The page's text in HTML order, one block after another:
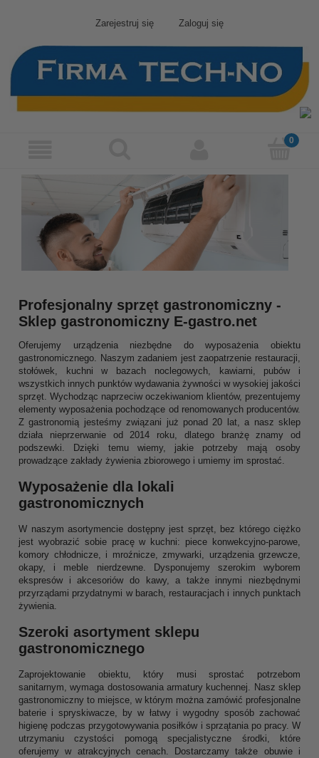
Zarejestruj się Zaloguj się
Profesjonalny sprzęt gastronomiczny -
Sklep gastronomiczny E-gastro.net
Oferujemy urządzenia niezbędne do wyposażenia obiektu
gastronomicznego. Naszym zadaniem jest zaopatrzenie restauracji,
stołówek, kuchni w bazach noclegowych, kawiarni, pubów i
wszystkich innych punktów wydawania żywności w wysokiej jakości
sprzęt. Wychodząc naprzeciw oczekiwaniom klientów, prezentujemy
elementy wyposażenia pochodzące od renomowanych producentów.
Z gastronomią jesteśmy związani już ponad 20 lat, a nasz sklep
działa nieprzerwanie od 2014 roku, dlatego branżę znamy od
podszewki. Dzięki temu wiemy, jakie potrzeby mają osoby
prowadzące zakłady żywienia zbiorowego i umiemy im sprostać.
Wyposażenie dla lokali
gastronomicznych
W naszym asortymencie dostępny jest sprzęt, bez którego ciężko
jest wyobrazić sobie pracę w kuchni: piece konwekcyjno-parowe,
komory chłodnicze, i mroźnicze, zmywarki, urządzenia grzewcze,
okapy, i meble nierdzewne. Dysponujemy szerokim wyborem
ekspresów i akcesoriów do kawy, a także innymi niezbędnymi
przyrządami przydatnymi w barach, restauracjach i innych punktach
żywienia.
Szeroki asortyment sklepu
gastronomicznego
Zaprojektowanie obiektu, który musi sprostać potrzebom
sanitarnym, wymaga dostosowania armatury kuchennej. Nasz sklep
gastronomiczny to miejsce, w którym można zamówić profesjonalne
baterie i spryskiwacze, by w łatwy i wygodny sposób zachować
higienę podczas przygotowywania posiłków i sprzątania po pracy. W
utrzymaniu czystości pomogą specjalistyczne środki, które
oferujemy w atrakcyjnych cenach. Dostarczamy także obuwie i